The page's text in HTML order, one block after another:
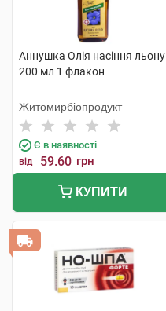
Аннушка Олія насіння льону
200 мл 1 флакон
Житомирбіопродукт
Є в наявності
від 59.60 грн
КУПИТИ